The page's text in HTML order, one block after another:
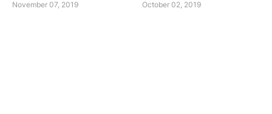
November 07, 2019 October 02, 2019